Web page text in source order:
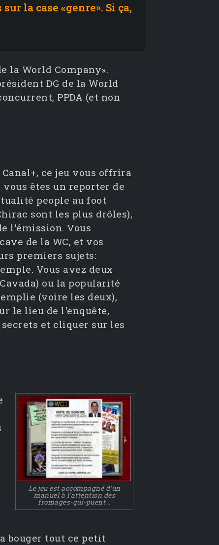
la case «genre». Si ça,
la World Company».
DG de la World
PPDA (et non
ce jeu vous offrira
êtes un reporter de
people au foot
sont les plus drôles),
l'émission. Vous
de la WC, et vos
premiers sujets:
Vous avez deux
ou la popularité
(voire les deux),
le lieu de l'enquête,
et cliquer sur les
Le jeu est accompagné d'un
manuel à l'attention des
fromages-qui-puent...
bouger tout ce petit